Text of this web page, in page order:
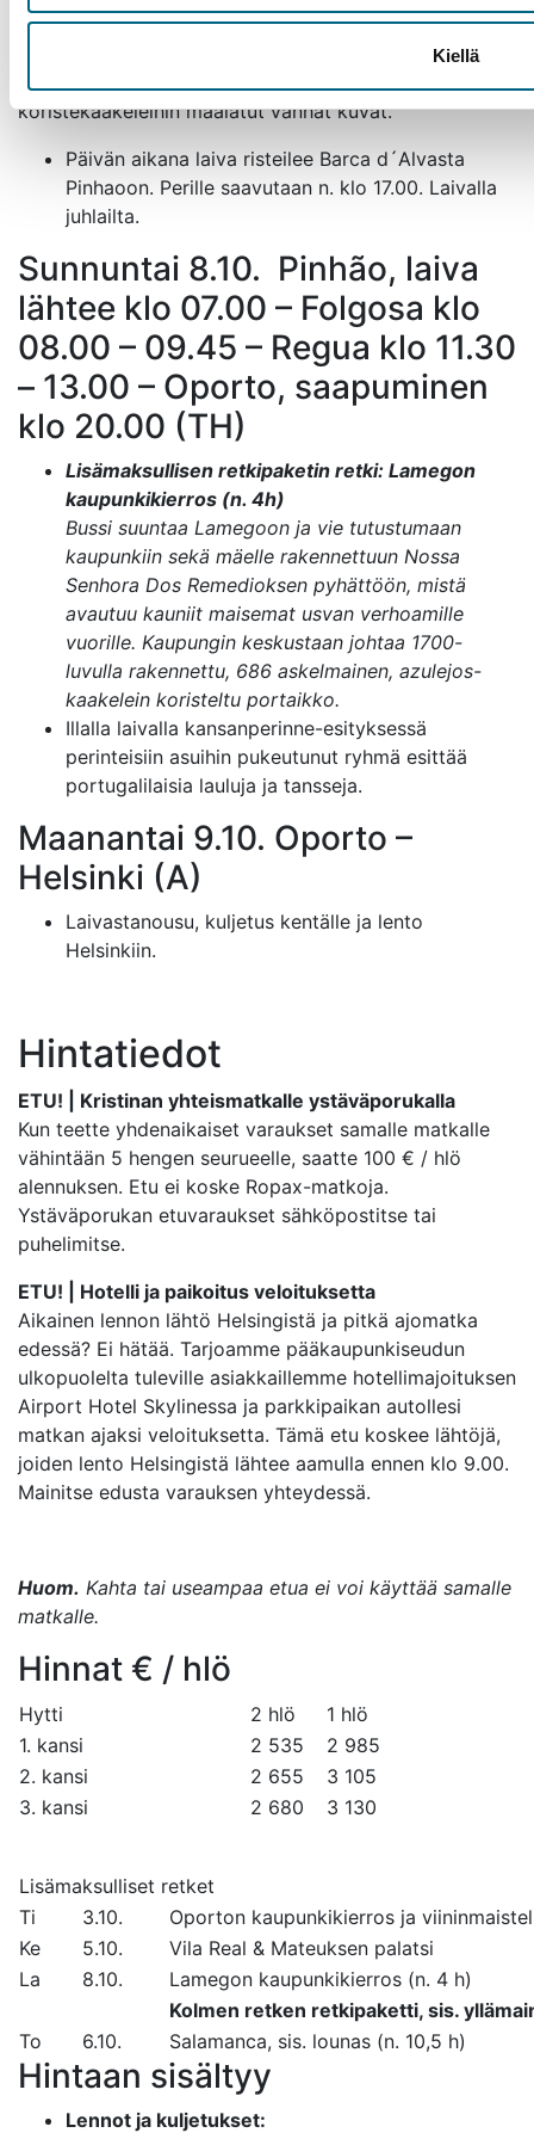
Kiellä
Viinitilojen ja -köynnösten ympäröimä rauhaisa
pikkukaupunki virkistyy syksyisin sadonkorjuun aikaan.
Viininviljelystä kertovat myös juna-aseman
koristekaakeleihin maalatut vanhat kuvat.
Päivän aikana laiva risteilee Barca d´Alvasta
Pinhaoon. Perille saavutaan n. klo 17.00. Laivalla
juhlailta.
Sunnuntai 8.10. Pinhão, laiva
lähtee klo 07.00 – Folgosa klo
08.00 – 09.45 – Regua klo 11.30
– 13.00 – Oporto, saapuminen
klo 20.00 (TH)
Lisämaksullisen retkipaketin retki: Lamegon
kaupunkikierros (n. 4h)
Bussi suuntaa Lamegoon ja vie tutustumaan
kaupunkiin sekä mäelle rakennettuun Nossa
Senhora Dos Remedioksen pyhättöön, mistä
avautuu kauniit maisemat usvan verhoamille
vuorille. Kaupungin keskustaan johtaa 1700-
luvulla rakennettu, 686 askelmainen, azulejos-
kaakelein koristeltu portaikko.
Illalla laivalla kansanperinne-esityksessä
perinteisiin asuihin pukeutunut ryhmä esittää
portugalilaisia lauluja ja tansseja.
Maanantai 9.10. Oporto –
Helsinki (A)
Laivastanousu, kuljetus kentälle ja lento
Helsinkiin.
Hintatiedot
ETU! | Kristinan yhteismatkalle ystäväporukalla
Kun teette yhdenaikaiset varaukset samalle matkalle
vähintään 5 hengen seurueelle, saatte 100 € / hlö
alennuksen. Etu ei koske Ropax-matkoja.
Ystäväporukan etuvaraukset sähköpostitse tai
puhelimitse.
ETU! | Hotelli ja paikoitus veloituksetta
Aikainen lennon lähtö Helsingistä ja pitkä ajomatka
edessä? Ei hätää. Tarjoamme pääkaupunkiseudun
ulkopuolelta tuleville asiakkaillemme hotellimajoituksen
Airport Hotel Skylinessa ja parkkipaikan autollesi
matkan ajaksi veloituksetta. Tämä etu koskee lähtöjä,
joiden lento Helsingistä lähtee aamulla ennen klo 9.00.
Mainitse edusta varauksen yhteydessä.
Huom. Kahta tai useampaa etua ei voi käyttää samalle
matkalle.
Hinnat € / hlö
Hytti 2 hlö
1 hlö
1. kansi
2 535
2 985
2. kansi
2 655
3 105
3. kansi
2 680 3 130
Lisämaksulliset retket
Ti
3.10.
Oporton kaupunkikierros ja
Ke
5.10.
Vila Real & Mateuksen palatsi
La
8.10.
Lamegon kaupunkikierros (n. 4 h)
Kolmen retken retkipaketti, sis.
To
6.10. Salamanca, sis. lounas (n. 10,5 h)
Hintaan sisältyy
Lennot ja kuljetukset: